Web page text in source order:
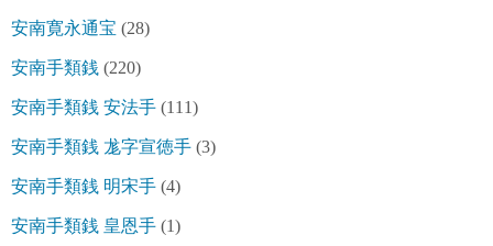
安南寛永通宝 (28)
安南手類銭 (220)
安南手類銭 安法手 (111)
安南手類銭 尨字宣徳手 (3)
安南手類銭 明宋手 (4)
安南手類銭 皇恩手 (1)